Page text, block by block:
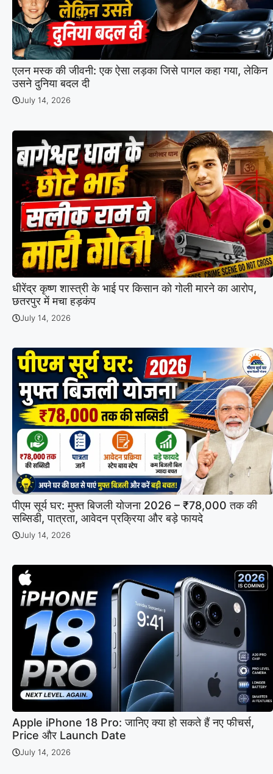
एलन मस्क की जीवनी: एक ऐसा लड़का जिसे पागल कहा गया, लेकिन
उसने दुनिया बदल दी
July 14, 2026
धीरेंद्र कृष्ण शास्त्री के भाई पर किसान को गोली मारने का आरोप,
छतरपुर में मचा हड़कंप
July 14, 2026
पीएम सूर्य घर: मुफ्त बिजली योजना 2026 – ₹78,000 तक की
सब्सिडी, पात्रता, आवेदन प्रक्रिया और बड़े फायदे
July 14, 2026
Apple iPhone 18 Pro: जानिए क्या हो सकते हैं नए फीचर्स,
Price और Launch Date
July 14, 2026